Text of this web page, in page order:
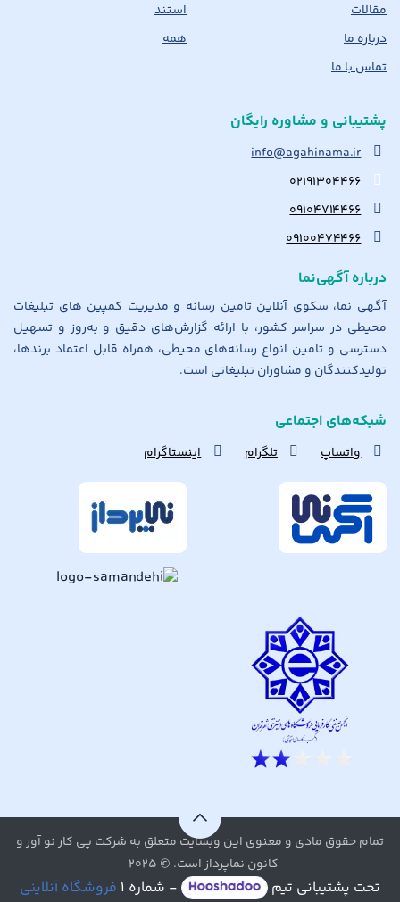
مقالات
درباره ما
تماس با ما
استند
همه
پشتیبانی و مشاوره رایگان
info@agahinama.ir
۰۲۱۹۱۳۰۴۴۶۶
۰۹۱۰۴۷۱۴۴۶۶
۰۹۱۰۰۴۷۴۴۶۶
درباره آگهی‌نما
آگهی نما، سکوی آنلاین تامین رسانه و مدیریت کمپین های تبلیغات
محیطی در سراسر کشور، با ارائه گزارش‌های دقیق و به‌روز و تسهیل
دسترسی و تامین انواع رسانه‌های محیطی، همراه قابل اعتماد برندها،
تولیدکنندگان و مشاوران تبلیغاتی است.
شبکه‌های اجتماعی
واتساپ تلگرام اینستاگرام
تمام حقوق مادی و معنوی این وبسایت متعلق به شرکت پی کار نو آور و
کانون نماپرداز است. © ۲۰۲۵
تحت پشتیبانی تیم - شماره ۱ فروشگاه آنلاینی